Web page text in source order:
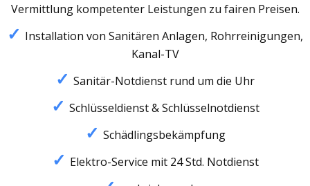
Vermittlung kompetenter Leistungen zu fairen Preisen.
Installation von Sanitären Anlagen, Rohrreinigungen,
Kanal-TV
Sanitär-Notdienst rund um die Uhr
Schlüsseldienst & Schlüsselnotdienst
Schädlingsbekämpfung
Elektro-Service mit 24 Std. Notdienst